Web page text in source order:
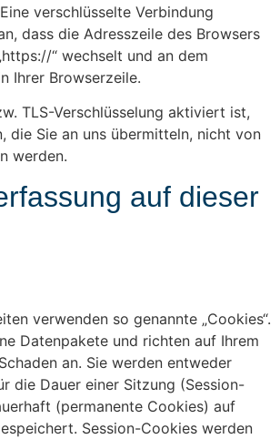
verschlüsselte Verbindung
dass die Adresszeile des Browsers
“ wechselt und an dem
Ihrer Browserzeile.
TLS-Verschlüsselung aktiviert ist,
die Sie an uns übermitteln, nicht von
werden.
auf dieser
verwenden so genannte „Cookies“.
Datenpakete und richten auf Ihrem
an. Sie werden entweder
die Dauer einer Sitzung (Session-
(permanente Cookies) auf
Session-Cookies werden